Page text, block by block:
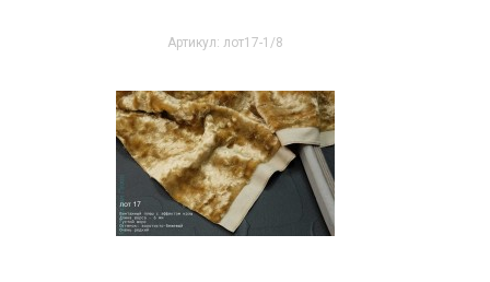
Артикул: лот17-1/8